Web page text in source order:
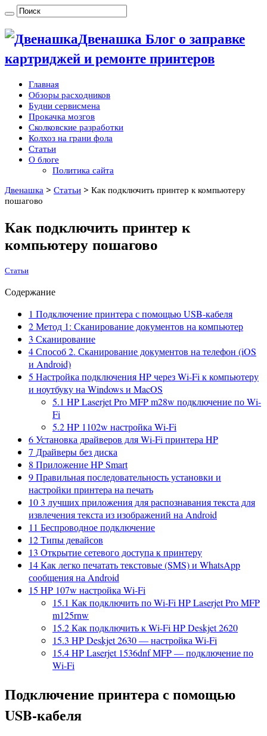
Двенашка Блог о заправке
картриджей и ремонте принтеров
Главная
Обзоры расходников
Будни сервисмена
Прокачка мозгов
Сколковские разработки
Колхоз на грани фола
Статьи
О блоге
Политика сайта
Двенашка > Статьи > Как подключить принтер к компьютеру
пошагово
Как подключить принтер к
компьютеру пошагово
Статьи
Содержание
1 Подключение принтера с помощью USB-кабеля
2Метод 1: Сканирование документов на компьютер
3 Сканирование
4Способ 2. Сканирование документов на телефон (iOS
и Android)
5 Настройка подключения HP через Wi-Fi к компьютеру
и ноутбуку на Windows и MacOS
5.1 HP Laserjet Pro MFP m28w подключение по Wi-
Fi
5.2HP 1102w настройка Wi-Fi
6Установка драйверов для Wi-Fi принтера HP
7 Драйверы без диска
8 Приложение HP Smart
9Правильная последовательность установки и
настройки принтера на печать
103 лучших приложения для распознавания текста для
извлечения текста из изображений на Android
11 Беспроводное подключение
12Типы девайсов
13 Открытие сетевого доступа к принтеру
14Как легко печатать текстовые (SMS) и WhatsApp
сообщения на Android
15 HP 107w настройка Wi-Fi
15.1 Как подключить по Wi-Fi HP Laserjet Pro MFP
m125rnw
15.2Как подключить к Wi-Fi HP Deskjet 2620
15.3 HP Deskjet 2630 — настройка Wi-Fi
15.4HP Laserjet 1536dnf MFP — подключение по
Wi-Fi
Подключение принтера с помощью
USB-кабеля